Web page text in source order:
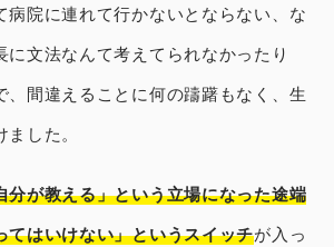
病院に連れて行かないとならない、な
に文法なんて考えてられなかったり
、間違えることに何の躊躇もなく、生
した。
分が教える」という立場になった途端
てはいけない」というスイッチが入っ